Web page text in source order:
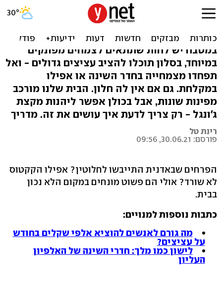
בסלון, במטבח ובשירותים:
איפה כדאי לגדל עציצים בבית
במטבח יש לחות שתתאים לצמחים מפונקים
במיוחד, בסלון תוכלו להציב עציצים גדולים - ואל
תפחדו מצמחייה בחדר השינה או אפילו
במקלחת. גם אם אין לה חלון. הבית שלנו מורכב
מפינות שונות, אבל בכולן אפשר ליהנות מקצת
ג'ונגל - רק צריך לדעת איך עושים את זה. מדריך
רינת טל
פורסם: 30.06.21, 09:56
הפרחים שבאדנית התייבשו לחלוטין? אפילו הקקטוס
לא שורד? אולי הם פשוט מונחים במקום הלא נכון
בבית.
כתבות נוספות למנויים:
מה גורם לאנשים להוציא אלפי שקלים בחודש
על עציצים?
לישון כמו מלך: חדרי השינה של האלפיון
העליון